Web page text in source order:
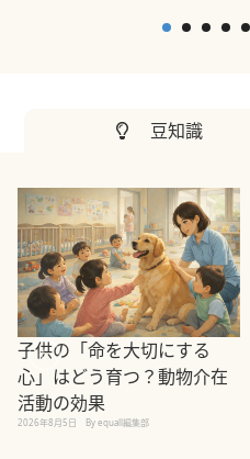
豆知識
子供の「命を大切にする
心」はどう育つ？動物介在
活動の効果
2026年8月5日 By equall編集部